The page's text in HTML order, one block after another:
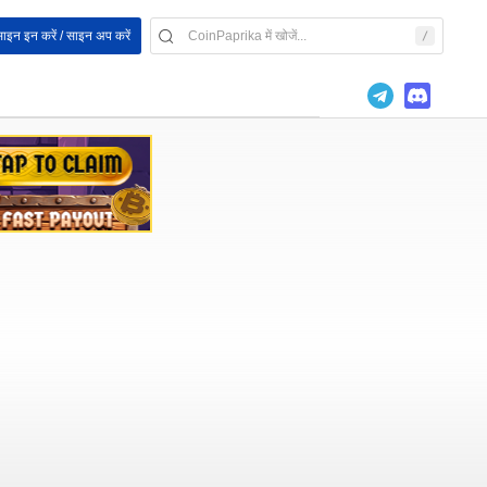
इन करें / साइन अप करें